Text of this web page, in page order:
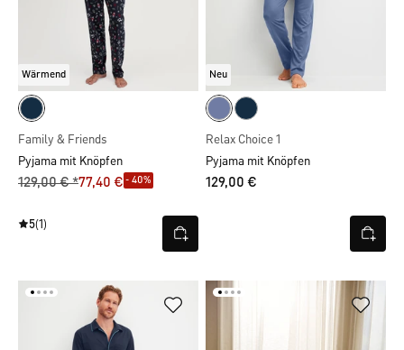
Wärmend
Family & Friends
Pyjama mit Knöpfen
129,00 € *77,40 € - 40%
5(1)
Neu
Relax Choice 1
Pyjama mit Knöpfen
129,00 €